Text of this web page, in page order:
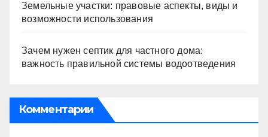
Земельные участки: правовые аспекты, виды и
возможности использования
Зачем нужен септик для частного дома:
важность правильной системы водоотведения
Комментарии